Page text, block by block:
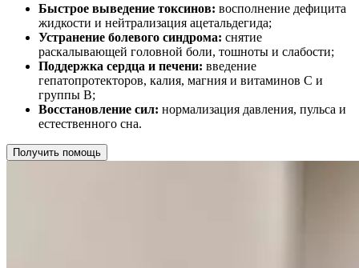
Быстрое выведение токсинов: восполнение дефицита
жидкости и нейтрализация ацетальдегида;
Устранение болевого синдрома: снятие
раскалывающей головной боли, тошноты и слабости;
Поддержка сердца и печени: введение
гепатопротекторов, калия, магния и витаминов C и
группы B;
Восстановление сил: нормализация давления, пульса и
естественного сна.
Получить помощь